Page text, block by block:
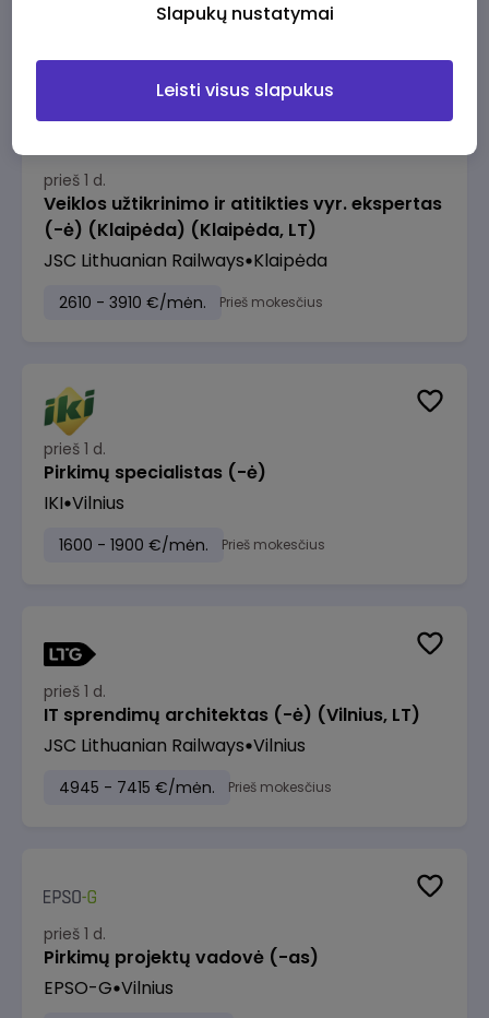
prieš 1 d.
Veiklos užtikrinimo ir atitikties vyr. ekspertas
(-ė) (Klaipėda) (Klaipėda, LT)
JSC Lithuanian Railways Klaipėda
2610 - 3910 €/mėn. Prieš mokesčius
prieš 1 d.
Pirkimų specialistas (-ė)
IKI Vilnius
1600 - 1900 €/mėn. Prieš mokesčius
prieš 1 d.
IT sprendimų architektas (-ė) (Vilnius, LT)
JSC Lithuanian Railways Vilnius
4945 - 7415 €/mėn. Prieš mokesčius
prieš 1 d.
Pirkimų projektų vadovė (-as)
EPSO-G Vilnius
Slapukų nustatymai
Leisti visus slapukus